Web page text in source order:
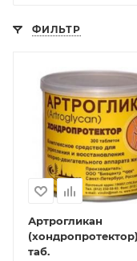
ФИЛЬТР
Артрогликан
таб.